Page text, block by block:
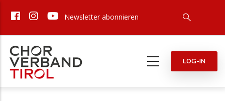
zum
Newsletter abonnieren
LOG-IN